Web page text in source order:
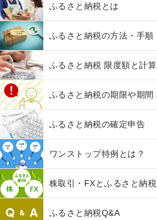
ふるさと納税とは
ふるさと納税の方法・手順
ふるさと納税 限度額と計算
ふるさと納税の期限や期間
ふるさと納税の確定申告
ワンストップ特例とは？
株取引・FXとふるさと納税
ふるさと納税Q&A